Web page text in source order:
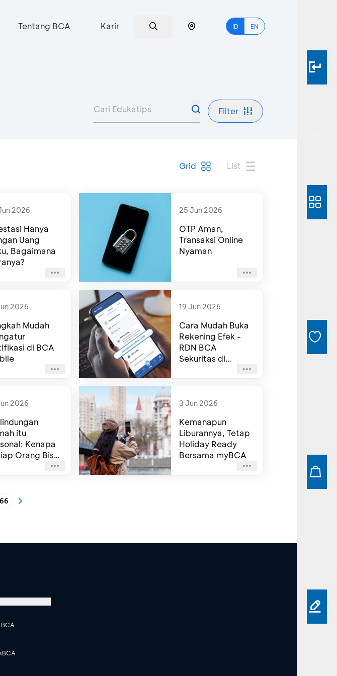
Tentang BCA Karir ID EN
Filter
Grid List
2026
Hanya
Uang
Bagaimana
25 Jun 2026
OTP Aman,
Transaksi Online
Nyaman
2026
Mudah
di BCA
19 Jun 2026
Cara Mudah Buka
Rekening Efek -
RDN BCA
Sekuritas di
2026
itu
Kenapa
Orang Bisa
3 Jun 2026
Kemanapun
Liburannya, Tetap
Holiday Ready
Bersama myBCA
pages
66